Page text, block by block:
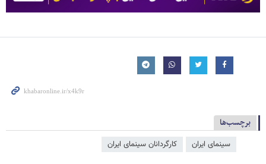
برچسب‌ها
سینمای ایران کارگردانان سینمای ایران